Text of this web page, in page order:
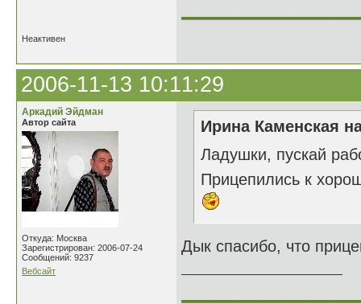
Неактивен
2006-11-13 10:11:29
Аркадий Эйдман
Автор сайта
Откуда: Москва
Зарегистрирован: 2006-07-24
Сообщений: 9237
Вебсайт
Ирина Каменская
Ладушки, пускай
Прицепились к
Дык спасибо, что